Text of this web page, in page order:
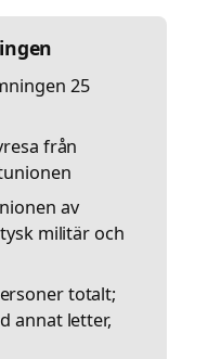
25
från
av
militär och
totalt;
annat letter,